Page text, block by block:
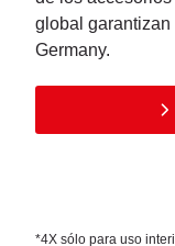
global
Germany.
*4X sólo para uso